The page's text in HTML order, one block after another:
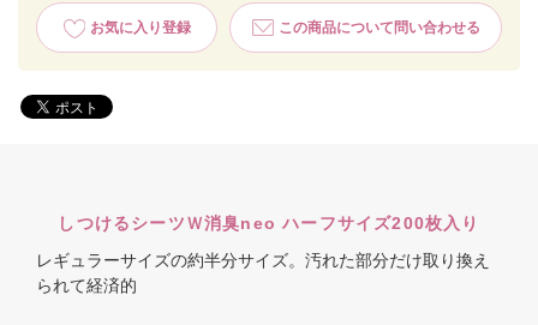
お気に入り登録 この商品について問い合わせる
しつけるシーツＷ消臭neo ハーフサイズ200枚入り
レギュラーサイズの約半分サイズ。汚れた部分だけ取り換え
られて経済的